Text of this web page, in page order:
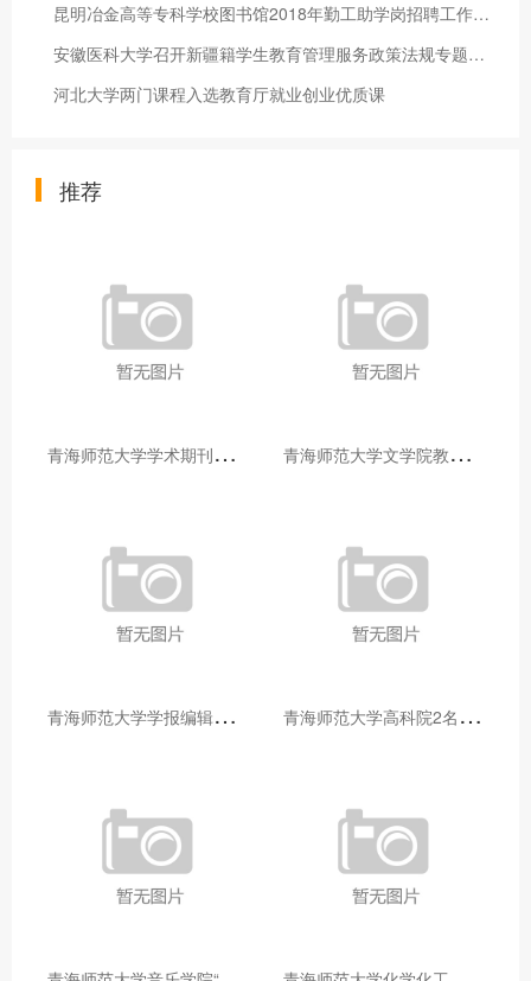
昆明冶金高等专科学校图书馆2018年勤工助学岗招聘工作圆满完成
安徽医科大学召开新疆籍学生教育管理服务政策法规专题学习活动
河北大学两门课程入选教育厅就业创业优质课
推荐
青
海师范大学学术期刊两个专栏入选2025年青海省期刊重点专栏 青
海师范大学文学院教师赴山东省相关高校和学术机构交流学习
青
海师范大学学报编辑部赴大通县城关镇上毛佰胜村开展帮扶慰问活动 青
海师范大学高科院2名专家当选中国科学院院士